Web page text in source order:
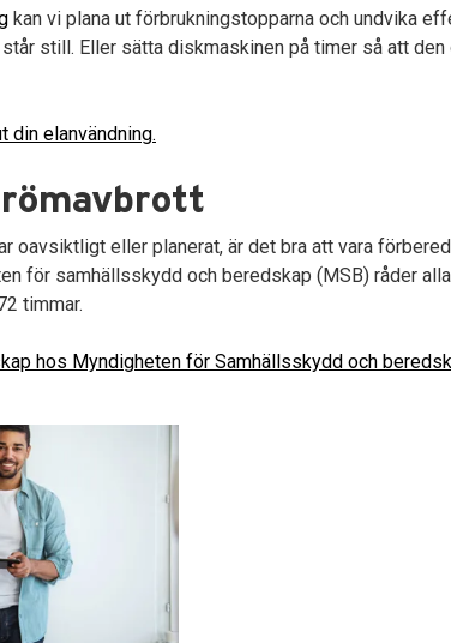
kan vi plana ut förbrukningstopparna och undvika
still. Eller sätta diskmaskinen på timer så att
din elanvändning.
oavsiktligt eller planerat, är det bra att vara
för samhällsskydd och beredskap (MSB) råder
timmar.
hos Myndigheten för Samhällsskydd och